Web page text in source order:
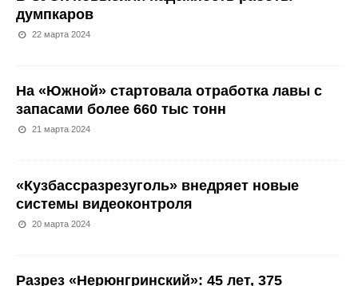
думпкаров
22 марта 2024
На «Южной» стартовала отработка лавы с
запасами более 660 тыс тонн
21 марта 2024
«Кузбассразрезуголь» внедряет новые
системы видеоконтроля
20 марта 2024
Разрез «Нерюнгринский»: 45 лет, 375